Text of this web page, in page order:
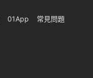
01App 常見問題